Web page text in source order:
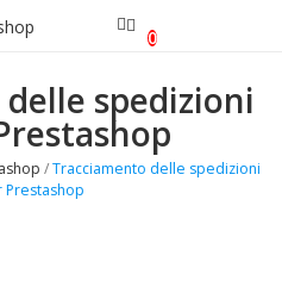
0
spedizioni
Tracciamento delle spedizioni
Prestashop